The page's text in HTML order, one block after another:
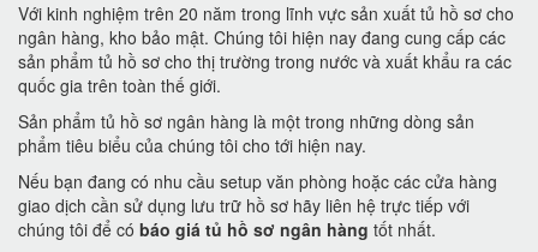
Với kinh nghiệm trên 20 năm trong lĩnh vực sản xuất tủ hồ sơ cho
ngân hàng, kho bảo mật. Chúng tôi hiện nay đang cung cấp các
sản phẩm tủ hồ sơ cho thị trường trong nước và xuất khẩu ra các
quốc gia trên toàn thế giới.
Sản phẩm tủ hồ sơ ngân hàng là một trong những dòng sản
phẩm tiêu biểu của chúng tôi cho tới hiện nay.
Nếu bạn đang có nhu cầu setup văn phòng hoặc các cửa hàng
giao dịch cần sử dụng lưu trữ hồ sơ hãy liên hệ trực tiếp với
chúng tôi để có báo giá tủ hồ sơ ngân hàng tốt nhất.